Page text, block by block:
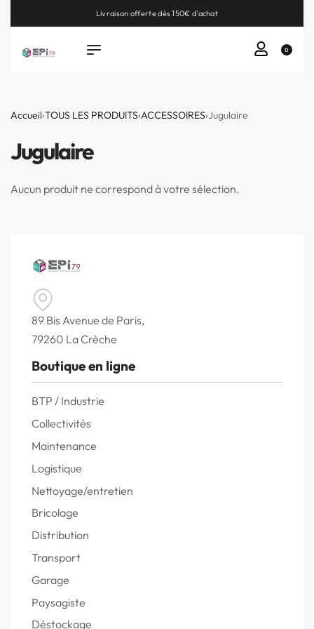
Livraison offerte dès 150€ d'achat
0
Accueil›TOUS LES PRODUITS›ACCESSOIRES›Jugulaire
Jugulaire
Aucun produit ne correspond à votre sélection.
89 Bis Avenue de Paris,
79260 La Crèche
Boutique en ligne
BTP / Industrie
Collectivités
Maintenance
Logistique
Nettoyage/entretien
Bricolage
Distribution
Transport
Garage
Paysagiste
Déstockage